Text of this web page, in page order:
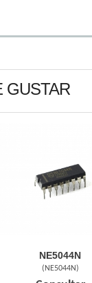
GUSTAR
NE5044N
(NE5044N )